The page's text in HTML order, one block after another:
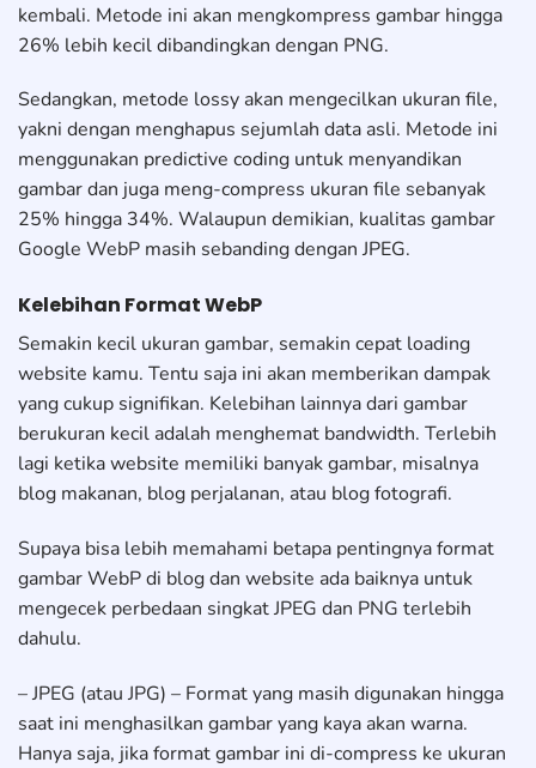
kembali. Metode ini akan mengkompress gambar hingga
26% lebih kecil dibandingkan dengan PNG.
Sedangkan, metode lossy akan mengecilkan ukuran file,
yakni dengan menghapus sejumlah data asli. Metode ini
menggunakan predictive coding untuk menyandikan
gambar dan juga meng-compress ukuran file sebanyak
25% hingga 34%. Walaupun demikian, kualitas gambar
Google WebP masih sebanding dengan JPEG.
Kelebihan Format WebP
Semakin kecil ukuran gambar, semakin cepat loading
website kamu. Tentu saja ini akan memberikan dampak
yang cukup signifikan. Kelebihan lainnya dari gambar
berukuran kecil adalah menghemat bandwidth. Terlebih
lagi ketika website memiliki banyak gambar, misalnya
blog makanan, blog perjalanan, atau blog fotografi.
Supaya bisa lebih memahami betapa pentingnya format
gambar WebP di blog dan website ada baiknya untuk
mengecek perbedaan singkat JPEG dan PNG terlebih
dahulu.
– JPEG (atau JPG) – Format yang masih digunakan hingga
saat ini menghasilkan gambar yang kaya akan warna.
Hanya saja, jika format gambar ini di-compress ke ukuran